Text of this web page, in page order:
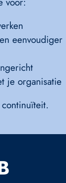
eenvoudiger
je organisatie